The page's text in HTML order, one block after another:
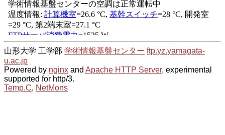
山形大学 工学部 学術情報基盤センター ftp.yz.yamagata-
u.ac.jp
Powered by nginx and Apache HTTP Server, experimental
supported for http/3.
Temp.C, NetMons